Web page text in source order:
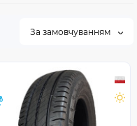
За замовчуванням